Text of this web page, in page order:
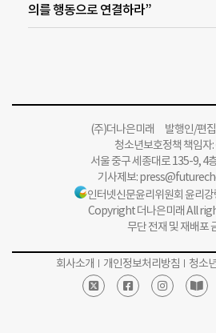
의를 행동으로 연결하라”
(주)더나은미래 발행인/편
청소년보호정책 책임자:
서울 중구 세종대로 135-9, 4
기사제보:
인터넷신문윤리위원회 윤리
Copyright 더나은미래 All
무단 전재 및 재배포
회사소개 개인정보처리방침 청소